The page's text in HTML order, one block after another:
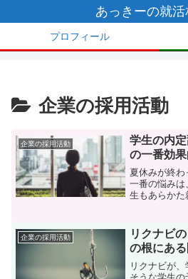
あっきーの就活
プロフィール
企業の採用活動
企業の採用活動
学生の内
の一番効
夏休みが終
一番の悩みは
生もあらかた
をする時期
内定を出した
らいたいと
企業の採用活動
リクナビ
の根にあ
リクナビが